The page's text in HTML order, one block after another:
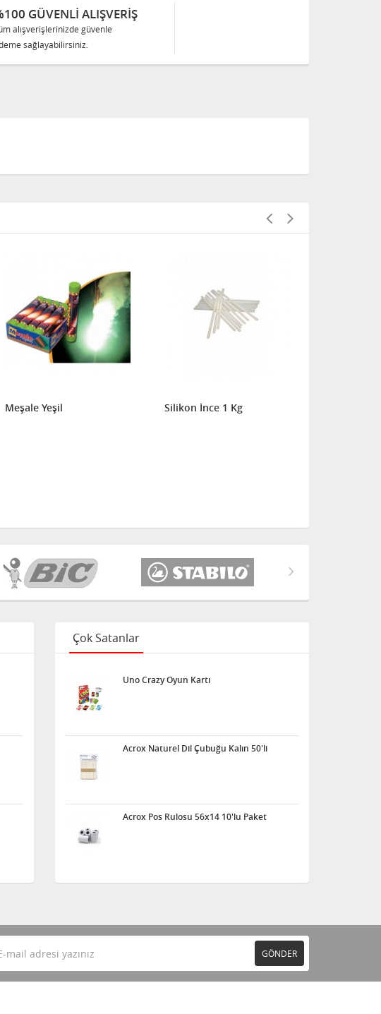
GÜVENLİ ALIŞVERİŞ
alışverişlerinizde güvenle
sağlayabilirsiniz.
Meşale Yeşil Silikon İnce 1 Kg
Çok Satanlar
Uno Crazy Oyun Kartı
Acrox Naturel Dil Çubuğu Kalın 50'li
Acrox Pos Rulosu 56x14 10'lu Paket
GÖNDER